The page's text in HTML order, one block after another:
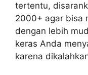
tertentu,
2000+ agar bisa
dengan lebih
keras Anda
karena